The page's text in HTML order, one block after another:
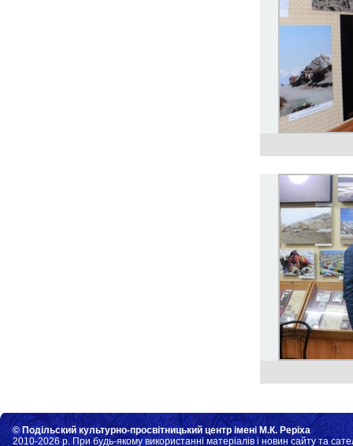
© Подільский культурно-просвітницький центр імені М.К. Реріха
2010-2026 р. При будь-якому використанні матеріалів і новин сайту та